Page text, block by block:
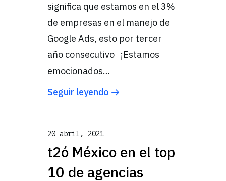
significa que estamos en el 3%
de empresas en el manejo de
Google Ads, esto por tercer
año consecutivo ¡Estamos
emocionados…
Seguir leyendo
20 abril, 2021
t2ó México en el top
10 de agencias